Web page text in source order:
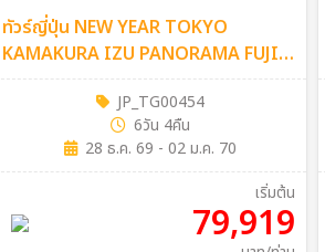
ทัวร์ญี่ปุ่น NEW YEAR TOKYO
KAMAKURA IZU PANORAMA FUJI
6วัน 4คืน (TG)
JP_TG00454
6วัน 4คืน
28 ธ.ค. 69 - 02 ม.ค. 70
เริ่มต้น
79,919